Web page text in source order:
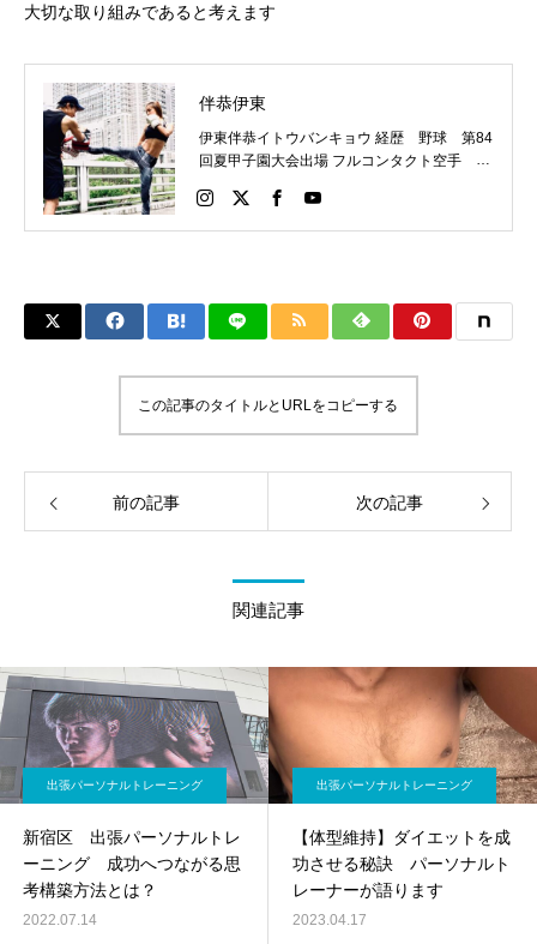
大切な取り組みであると考えます
伴恭伊東
伊東伴恭イトウバンキョウ 経歴 野球 第84
回夏甲子園大会出場 フルコンタクト空手 日
パーライト級新人王 FOKウェルター級王者
WMCライト級日本王者 トレーニング依頼は
この記事のタイトルとURLをコピーする
前の記事 次の記事
関連記事
出張パーソナルトレーニング
新宿区 出張パーソナルトレ
ーニング 成功へつながる思
考構築方法とは？
2022.07.14
出張パーソナルトレーニング
【体型維持】ダイエットを成
功させる秘訣 パーソナルト
レーナーが語ります
2023.04.17